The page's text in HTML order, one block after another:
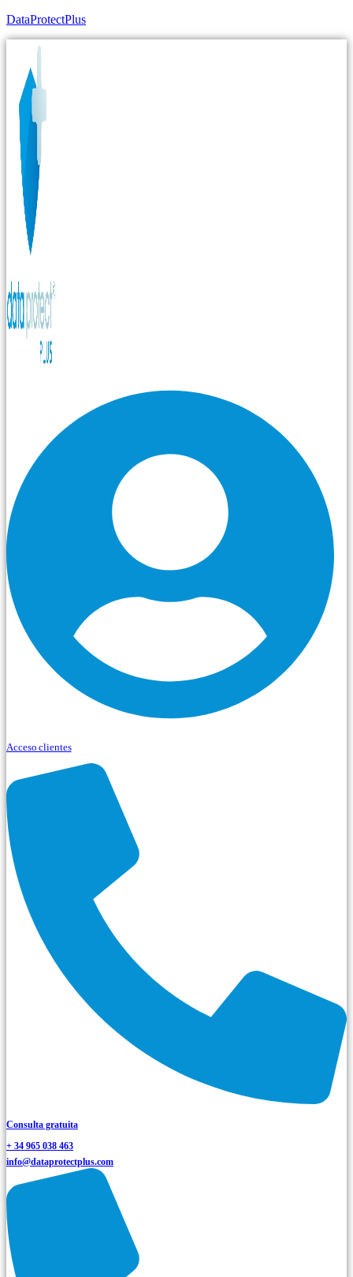
DataProtectPlus
Acceso clientes
Consulta gratuita
+ 34 965 038 463
info@dataprotectplus.com